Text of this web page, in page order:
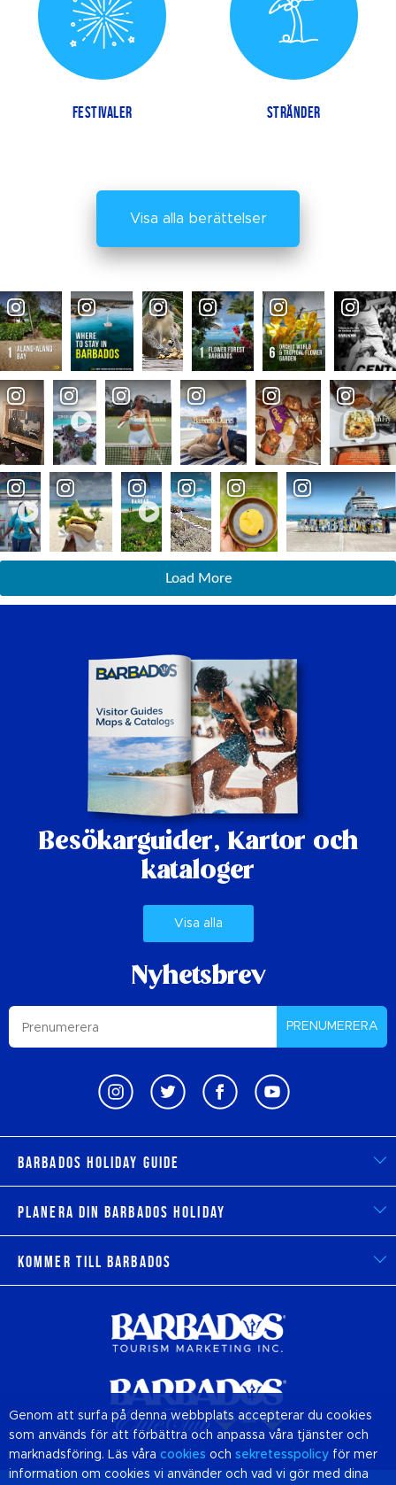
FESTIVALER STRÄNDER
Visa alla berättelser
Load More
Besökarguider, Kartor och
kataloger
Visa alla
Nyhetsbrev
PRENUMERERA
Barbados Holiday Guide
Planera din Barbados Holiday
Kommer till Barbados
Genom att surfa på denna webbplats accepterar du cookies
som används för att förbättra och anpassa våra tjänster och
marknadsföring. Läs våra cookies och sekretesspolicy för mer
information om cookies vi använder och vad vi gör med dina